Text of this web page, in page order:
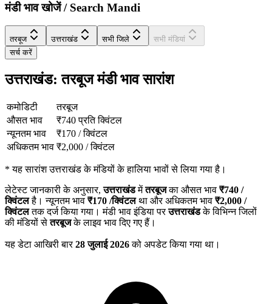
मंडी भाव खोजें / Search Mandi
तरबूज उत्तराखंड सभी जिले
सभी मंडियां
सर्च करें
उत्तराखंड: तरबूज मंडी भाव सारांश
कमोडिटी
तरबूज
औसत भाव
₹740 प्रति क्विंटल
न्यूनतम भाव
₹170 /क्विंटल
अधिकतम भाव ₹2,000 /क्विंटल
*यह सारांश उत्तराखंड के मंडियों के हालिया भावों से लिया गया है।
लेटेस्ट जानकारी के अनुसार,उत्तराखंडमेंतरबूजका औसत भाव ₹740 /
क्विंटलहै। न्यूनतम भाव ₹170 /क्विंटलथा और अधिकतम भाव ₹2,000 /
क्विंटलतक दर्ज किया गया। मंडी भाव इंडिया परउत्तराखंडके विभिन्न जिलों
की मंडियों सेतरबूजके लाइव भाव दिए गए हैं।
यह डेटा आखिरी बार28 जुलाई 2026को अपडेट किया गया था।